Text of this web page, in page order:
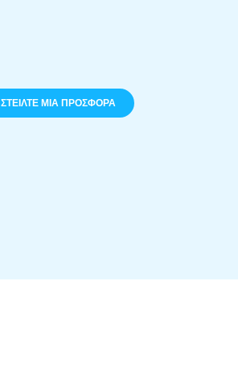
ΣΤΕΊΛΤΕ ΜΙΑ ΠΡΟΣΦΟΡΆ